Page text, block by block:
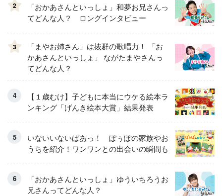
2
「おかあさんといっしょ」和夢お兄さんっ
てどんな人？ ロングインタビュー
3
「まやお姉さん」は抜群の歌唱力！ 「お
かあさんといっしょ」 ながたまやさんっ
てどんな人？
【１歳むけ】子どもに本当にウケる絵本ラ
ンキング「げんき絵本大賞」結果発表
いないいないばあっ！ ぽぅぽの家族やお
うちを紹介！ワンワンとの出会いの瞬間も
「おかあさんといっしょ」ゆういちろうお
兄さんってどんな人？